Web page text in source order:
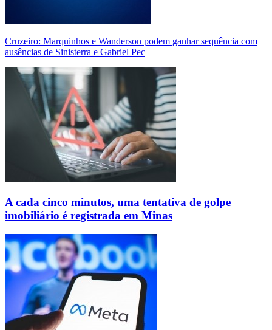
Cruzeiro: Marquinhos e Wanderson podem ganhar sequência com
ausências de Sinisterra e Gabriel Pec
A cada cinco minutos, uma tentativa de golpe
imobiliário é registrada em Minas